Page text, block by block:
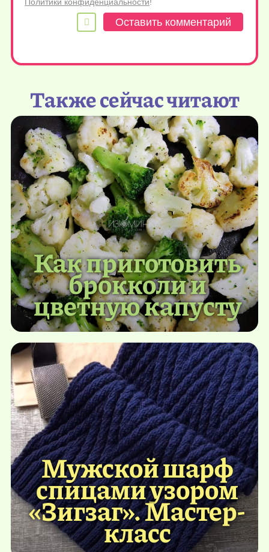
Политики конфиденциальности!
Также сейчас читают
Как приготовить
брокколи и
цветную капусту
Мужской шарф
спицами узором
«Зигзаг». Мастер-
класс